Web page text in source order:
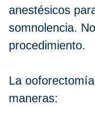
anestésicos
somnolencia.
procedimiento.
La
maneras: